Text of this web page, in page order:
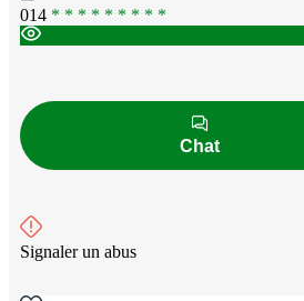
014 * * * * * * * * *
Chat
Signaler un abus